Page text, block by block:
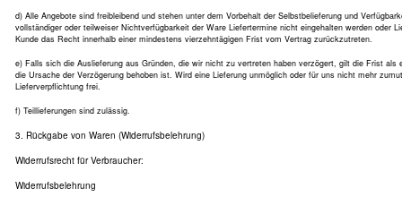
d) Alle Angebote sind freibleibend und stehen unter dem Vorbehalt der Selbstbelieferung und
vollständiger oder teilweiser Nichtverfügbarkeit der Ware Liefertermine nicht eingehalten werden oder
Kunde das Recht innerhalb einer mindestens vierzehntägigen Frist vom Vertrag zurückzutreten.
e) Falls sich die Auslieferung aus Gründen, die wir nicht zu vertreten haben verzögert, gilt die Frist als
die Ursache der Verzögerung behoben ist. Wird eine Lieferung unmöglich oder für uns nicht mehr
Lieferverpflichtung frei.
f) Teillieferungen sind zulässig.
3. Rückgabe von Waren (Widerrufsbelehrung)
Widerrufsrecht für Verbraucher:
Widerrufsbelehrung